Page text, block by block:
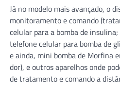
Já no modelo mais avançado, o
monitoramento e comando
celular para a bomba de
telefone celular para bomba de
e ainda, mini bomba de Morfina
dor), e outros aparelhos onde
de tratamento e comando a